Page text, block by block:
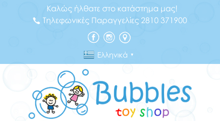
Καλώς ήλθατε στο κατάστημα μας!
Τηλεφωνικές Παραγγελίες 2810 371900
Ελληνικά ▼